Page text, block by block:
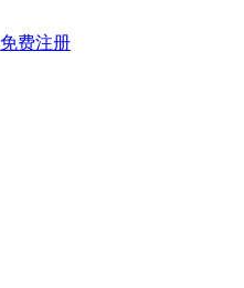
免费注册